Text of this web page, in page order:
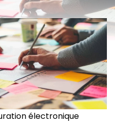
électronique